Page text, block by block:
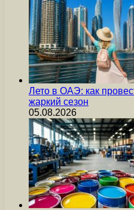
Лето в ОАЭ: как
жаркий сезон
05.08.2026